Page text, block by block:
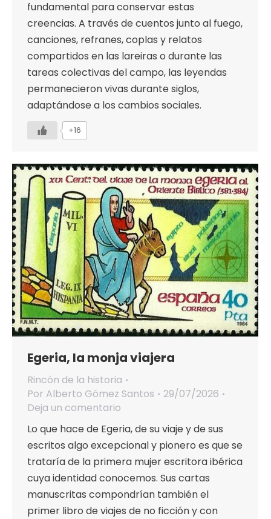
fundamental para conservar estas
creencias. A través de cuentos junto al fuego,
canciones, refranes, coplas y relatos
compartidos en las lareiras o durante las
tareas colectivas del campo, las leyendas
permanecieron vivas durante siglos,
adaptándose a los cambios sociales.
+16
Egeria, la monja viajera
Rincón de la historia
Por Alberto Gómez Santos
29/07/2026
Deja un comentario
Lo que hace de Egeria, de su viaje y de sus
escritos algo excepcional y pionero es que se
trataría de la primera mujer escritora ibérica
cuya identidad conocemos. Sus cartas
manuscritas compondrían también el
primer libro de viajes de no ficción y con